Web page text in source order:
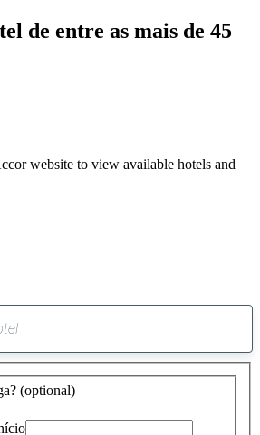
de entre as mais de 45
website to view available hotels and
sugestão
encontrada
(optional)